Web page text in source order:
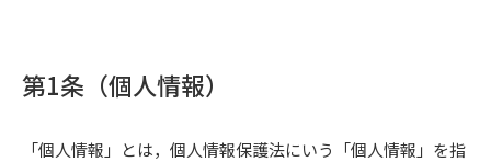
第1条（個人情報）
「個人情報」とは，個人情報保護法にいう「個人情報」を指